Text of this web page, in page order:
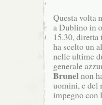
Questa volta
a Dublino in
15.30, diretta
ha scelto un
nelle ultime
generale
Brunelnon
uomini, e del
impegno con